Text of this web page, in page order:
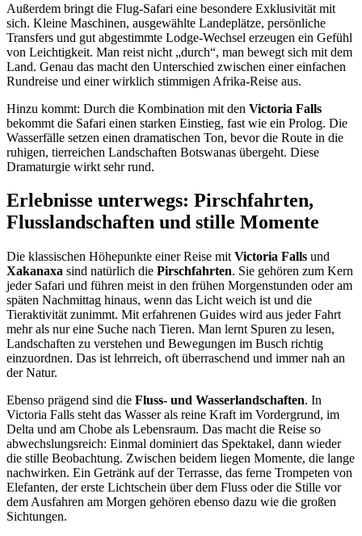
Außerdem bringt die Flug-Safari eine besondere Exklusivität mit
sich. Kleine Maschinen, ausgewählte Landeplätze, persönliche
Transfers und gut abgestimmte Lodge-Wechsel erzeugen ein Gefühl
von Leichtigkeit. Man reist nicht „durch“, man bewegt sich mit dem
Land. Genau das macht den Unterschied zwischen einer einfachen
Rundreise und einer wirklich stimmigen Afrika-Reise aus.
Hinzu kommt: Durch die Kombination mit den Victoria Falls
bekommt die Safari einen starken Einstieg, fast wie ein Prolog. Die
Wasserfälle setzen einen dramatischen Ton, bevor die Route in die
ruhigen, tierreichen Landschaften Botswanas übergeht. Diese
Dramaturgie wirkt sehr rund.
Erlebnisse unterwegs: Pirschfahrten,
Flusslandschaften und stille Momente
Die klassischen Höhepunkte einer Reise mit Victoria Falls und
Xakanaxa sind natürlich die Pirschfahrten. Sie gehören zum Kern
jeder Safari und führen meist in den frühen Morgenstunden oder am
späten Nachmittag hinaus, wenn das Licht weich ist und die
Tieraktivität zunimmt. Mit erfahrenen Guides wird aus jeder Fahrt
mehr als nur eine Suche nach Tieren. Man lernt Spuren zu lesen,
Landschaften zu verstehen und Bewegungen im Busch richtig
einzuordnen. Das ist lehrreich, oft überraschend und immer nah an
der Natur.
Ebenso prägend sind die Fluss- und Wasserlandschaften. In
Victoria Falls steht das Wasser als reine Kraft im Vordergrund, im
Delta und am Chobe als Lebensraum. Das macht die Reise so
abwechslungsreich: Einmal dominiert das Spektakel, dann wieder
die stille Beobachtung. Zwischen beidem liegen Momente, die lange
nachwirken. Ein Getränk auf der Terrasse, das ferne Trompeten von
Elefanten, der erste Lichtschein über dem Fluss oder die Stille vor
dem Ausfahren am Morgen gehören ebenso dazu wie die großen
Sichtungen.